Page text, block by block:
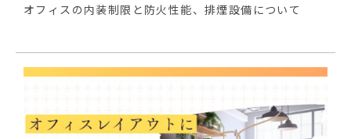
オフィスの内装制限と防火性能、排煙設備について